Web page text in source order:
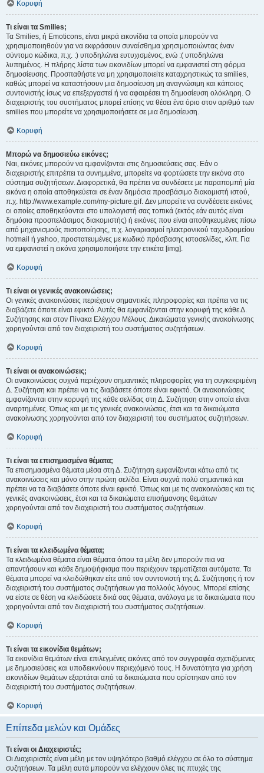
Κορυφή
Τι είναι τα Smilies;
Τα Smilies, ή Emoticons, είναι μικρά εικονίδια τα οποία μπορούν να
χρησιμοποιηθούν για να εκφράσουν συναίσθημα χρησιμοποιώντας έναν
σύντομο κώδικα, π.χ. :) υποδηλώνει ευτυχισμένος, ενώ :( υποδηλώνει
λυπημένος. Η πλήρης λίστα των εικονιδίων μπορεί να εμφανιστεί στη φόρμα
δημοσίευσης. Προσπαθήστε να μη χρησιμοποιείτε καταχρηστικώς τα smilies,
καθώς μπορεί να καταστήσουν μια δημοσίευση μη αναγνώσιμη και κάποιος
συντονιστής ίσως να επεξεργαστεί ή να αφαιρέσει τη δημοσίευση ολόκληρη. Ο
διαχειριστής του συστήματος μπορεί επίσης να θέσει ένα όριο στον αριθμό των
smilies που μπορείτε να χρησιμοποιήσετε σε μια δημοσίευση.
Κορυφή
Μπορώ να δημοσιεύω εικόνες;
Ναι, εικόνες μπορούν να εμφανίζονται στις δημοσιεύσεις σας. Εάν ο
διαχειριστής επιτρέπει τα συνημμένα, μπορείτε να φορτώσετε την εικόνα στο
σύστημα συζητήσεων. Διαφορετικά, θα πρέπει να συνδέσετε με παραπομπή μία
εικόνα η οποία αποθηκεύεται σε έναν δημόσια προσβάσιμο διακομιστή ιστού,
π.χ. http://www.example.com/my-picture.gif. Δεν μπορείτε να συνδέσετε εικόνες
οι οποίες αποθηκεύονται στο υπολογιστή σας τοπικά (εκτός εάν αυτός είναι
δημόσια προσπελάσιμος διακομιστής) ή εικόνες που είναι αποθηκευμένες πίσω
από μηχανισμούς πιστοποίησης, π.χ. λογαριασμοί ηλεκτρονικού ταχυδρομείου
hotmail ή yahoo, προστατευμένες με κωδικό πρόσβασης ιστοσελίδες, κλπ. Για
να εμφανιστεί η εικόνα χρησιμοποιήστε την ετικέτα [img].
Κορυφή
Τι είναι οι γενικές ανακοινώσεις;
Οι γενικές ανακοινώσεις περιέχουν σημαντικές πληροφορίες και πρέπει να τις
διαβάζετε όποτε είναι εφικτό. Αυτές θα εμφανίζονται στην κορυφή της κάθε Δ.
Συζήτησης και στον Πίνακα Ελέγχου Μέλους. Δικαιώματα γενικής ανακοίνωσης
χορηγούνται από τον διαχειριστή του συστήματος συζητήσεων.
Κορυφή
Τι είναι οι ανακοινώσεις;
Οι ανακοινώσεις συχνά περιέχουν σημαντικές πληροφορίες για τη συγκεκριμένη
Δ. Συζήτηση και πρέπει να τις διαβάσετε όποτε είναι εφικτό. Οι ανακοινώσεις
εμφανίζονται στην κορυφή της κάθε σελίδας στη Δ. Συζήτηση στην οποία είναι
αναρτημένες. Όπως και με τις γενικές ανακοινώσεις, έτσι και τα δικαιώματα
ανακοίνωσης χορηγούνται από τον διαχειριστή του συστήματος συζητήσεων.
Κορυφή
Τι είναι τα επισημασμένα θέματα;
Τα επισημασμένα θέματα μέσα στη Δ. Συζήτηση εμφανίζονται κάτω από τις
ανακοινώσεις και μόνο στην πρώτη σελίδα. Είναι συχνά πολύ σημαντικά και
πρέπει να τα διαβάσετε όποτε είναι εφικτό. Όπως και με τις ανακοινώσεις και τις
γενικές ανακοινώσεις, έτσι και τα δικαιώματα επισήμανσης θεμάτων
χορηγούνται από τον διαχειριστή του συστήματος συζητήσεων.
Κορυφή
Τι είναι τα κλειδωμένα θέματα;
Τα κλειδωμένα θέματα είναι θέματα όπου τα μέλη δεν μπορούν πια να
απαντήσουν και κάθε δημοψήφισμα που περιέχουν τερματίζεται αυτόματα. Τα
θέματα μπορεί να κλειδώθηκαν είτε από τον συντονιστή της Δ. Συζήτησης ή τον
διαχειριστή του συστήματος συζητήσεων για πολλούς λόγους. Μπορεί επίσης
να είστε σε θέση να κλειδώσετε δικά σας θέματα, ανάλογα με τα δικαιώματα που
χορηγούνται από τον διαχειριστή του συστήματος συζητήσεων.
Κορυφή
Τι είναι τα εικονίδια θεμάτων;
Τα εικονίδια θεμάτων είναι επιλεγμένες εικόνες από τον συγγραφέα σχετιζόμενες
με δημοσιεύσεις και υποδεικνύουν περιεχόμενό τους. Η δυνατότητα για χρήση
εικονιδίων θεμάτων εξαρτάται από τα δικαιώματα που ορίστηκαν από τον
διαχειριστή του συστήματος συζητήσεων.
Κορυφή
Επίπεδα μελών και Ομάδες
Τι είναι οι Διαχειριστές;
Οι Διαχειριστές είναι μέλη με τον υψηλότερο βαθμό ελέγχου σε όλο το σύστημα
συζητήσεων. Τα μέλη αυτά μπορούν να ελέγχουν όλες τις πτυχές της